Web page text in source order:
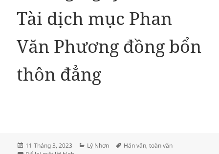
Tài dịch mục Phan
Văn Phương đồng bổn
thôn đẳng
Đăng
11 Tháng 3, 2023
Danh
Lý Nhơn Thẻ
Hán văn,toàn văn